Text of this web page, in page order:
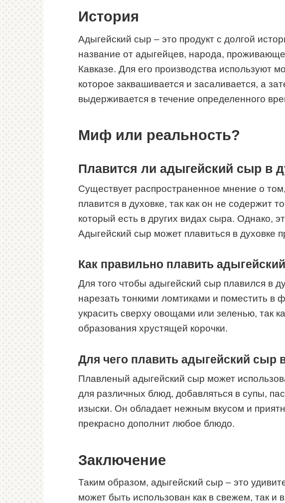
История
Адыгейский сыр – это продукт с долгой
название от адыгейцев, народа,
Кавказе. Для его производства используют
которое заквашивается и засаливается, а
выдерживается в течение определенного
Миф или реальность?
Плавится ли адыгейский сыр в
Существует распространенное мнение о
плавится в духовке, так как он не содержит
который есть в других видах сыра. Однако,
Адыгейский сыр может плавиться в духовке
Как правильно плавить
Для того чтобы адыгейский сыр плавился в
нарезать тонкими ломтиками и поместить в
украсить сверху овощами или зеленью, так
образования хрустящей корочки.
Для чего плавить адыгейский сыр
Плавленый адыгейский сыр может
для различных блюд, добавляться в супы,
изыски. Он обладает нежным вкусом и
прекрасно дополнит любое блюдо.
Заключение
Таким образом, адыгейский сыр – это
может быть использован как в свежем, так и